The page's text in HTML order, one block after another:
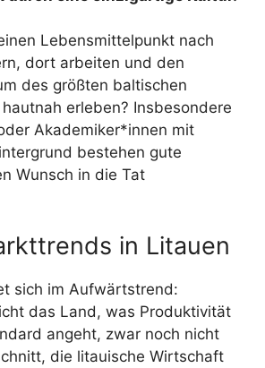
Lebensmittelpunkt nach
dort arbeiten und den
des größten baltischen
erleben? Insbesondere
Akademiker*innen mit
bestehen gute
Wunsch in die Tat
in Litauen
sich im Aufwärtstrend:
das Land, was Produktivität
angeht, zwar noch nicht
die litauische Wirtschaft